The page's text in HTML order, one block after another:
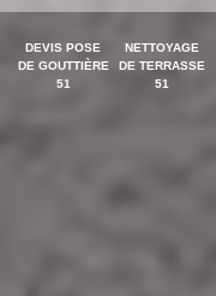
DEVIS POSE
DE GOUTTIÈRE
51
NETTOYAGE
DE TERRASSE
51